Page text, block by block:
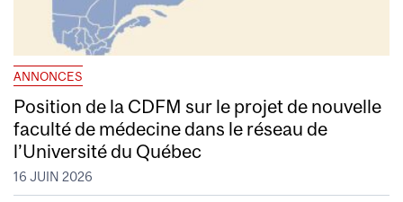
ANNONCES
Position de la CDFM sur le projet de nouvelle
faculté de médecine dans le réseau de
l’Université du Québec
16 JUIN 2026